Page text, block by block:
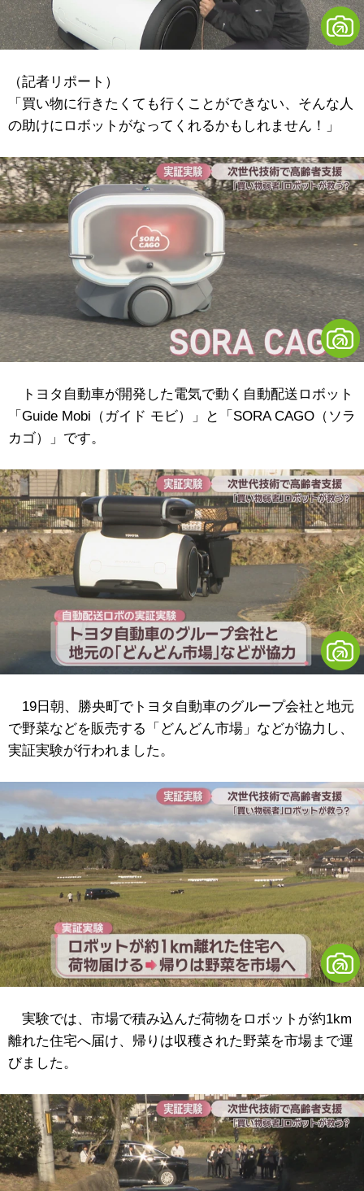
（記者リポート）
「買い物に行きたくても行くことができない、そんな人
の助けにロボットがなってくれるかもしれません！」
トヨタ自動車が開発した電気で動く自動配送ロボット
「Guide Mobi（ガイド モビ）」と「SORA CAGO（ソラ
カゴ）」です。
19日朝、勝央町でトヨタ自動車のグループ会社と地元
で野菜などを販売する「どんどん市場」などが協力し、
実証実験が行われました。
実験では、市場で積み込んだ荷物をロボットが約1km
離れた住宅へ届け、帰りは収穫された野菜を市場まで運
びました。